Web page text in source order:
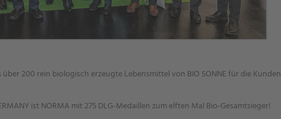
200 rein biologisch erzeugte Lebensmittel von BIO SONNE für die Kunden
ist NORMA mit 275 DLG-Medaillen zum elften Mal Bio-Gesamtsieger!